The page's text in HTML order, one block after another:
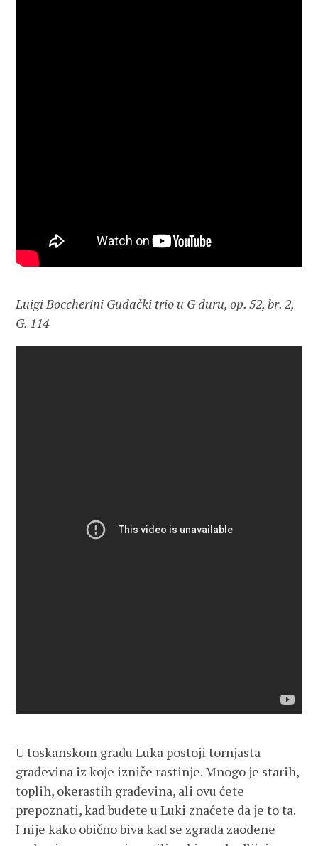
Luigi Boccherini Gudački trio u G duru, op. 52, br. 2,
G. 114
U toskanskom gradu Luka postoji tornjasta
građevina iz koje izniče rastinje. Mnogo je starih,
toplih, okerastih građevina, ali ovu ćete
prepoznati, kad budete u Luki znaćete da je to ta.
I nije kako obično biva kad se zgrada zaodene